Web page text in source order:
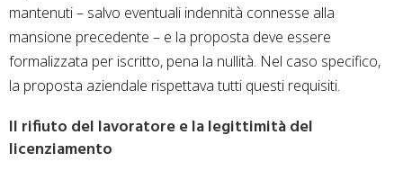
mantenuti – salvo eventuali indennità connesse alla
mansione precedente – e la proposta deve essere
formalizzata per iscritto, pena la nullità. Nel caso specifico,
la proposta aziendale rispettava tutti questi requisiti.
Il rifiuto del lavoratore e la legittimità del
licenziamento